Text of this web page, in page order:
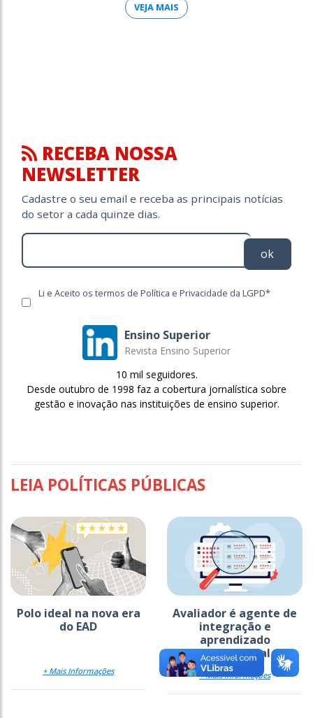
VEJA MAIS
RECEBA NOSSA
NEWSLETTER
Cadastre o seu email e receba as principais notícias
do setor a cada quinze dias.
ok
Li e Aceito os termos de Política e Privacidade da LGPD*
Ensino Superior
Revista Ensino Superior
10 mil seguidores.
Desde outubro de 1998 faz a cobertura jornalística sobre
gestão e inovação nas instituições de ensino superior.
LEIA POLÍTICAS PÚBLICAS
Polo ideal na nova era
do EAD
+ Mais Informações
Avaliador é agente de
integração e
aprendizado
institucional
+ Mais Informações